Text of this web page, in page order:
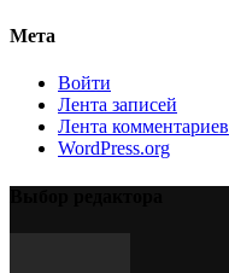
Мета
Войти
Лента записей
Лента комментариев
WordPress.org